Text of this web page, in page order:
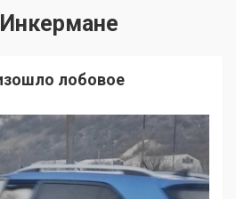
лобовое